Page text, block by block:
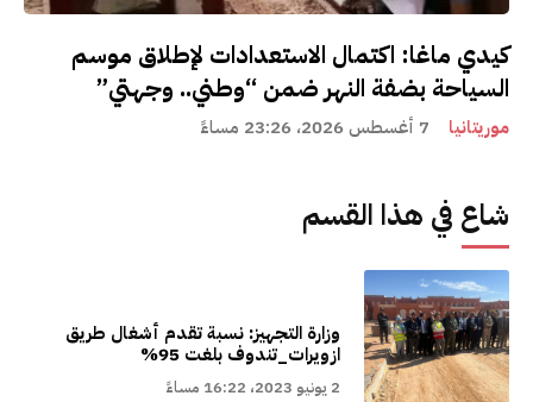
كيدي ماغا: اكتمال الاستعدادات لإطلاق موسم
السياحة بضفة النهر ضمن “وطني.. وجهتي”
موريتانيا 7 أغسطس 2026، 23:26 مساءً
شاع في هذا القسم
وزارة التجهيز: نسبة تقدم أشغال طريق
ازويرات_تندوف بلغت 95%
2 يونيو 2023، 16:22 مساءً